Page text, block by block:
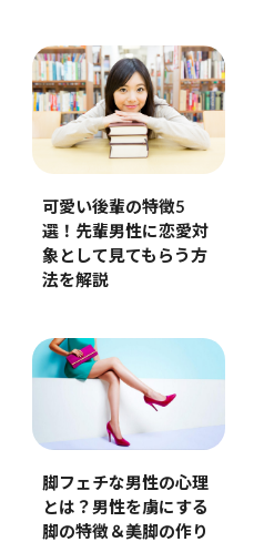
可愛い後輩の特徴5
選！先輩男性に恋愛対
象として見てもらう方
法を解説
脚フェチな男性の心理
とは？男性を虜にする
脚の特徴＆美脚の作り